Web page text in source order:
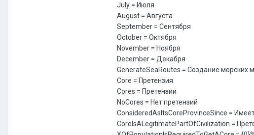
July = Июля
August = Августа
September = Сентября
October = Октября
November = Ноября
December = Декабря
GenerateSeaRoutes = Создание морских
Core = Претензия
Cores = Претензии
NoCores = Нет претензий
ConsideredAsItsCoreProvinceSince =
CoreIsALegitimatePartOfCivilization =